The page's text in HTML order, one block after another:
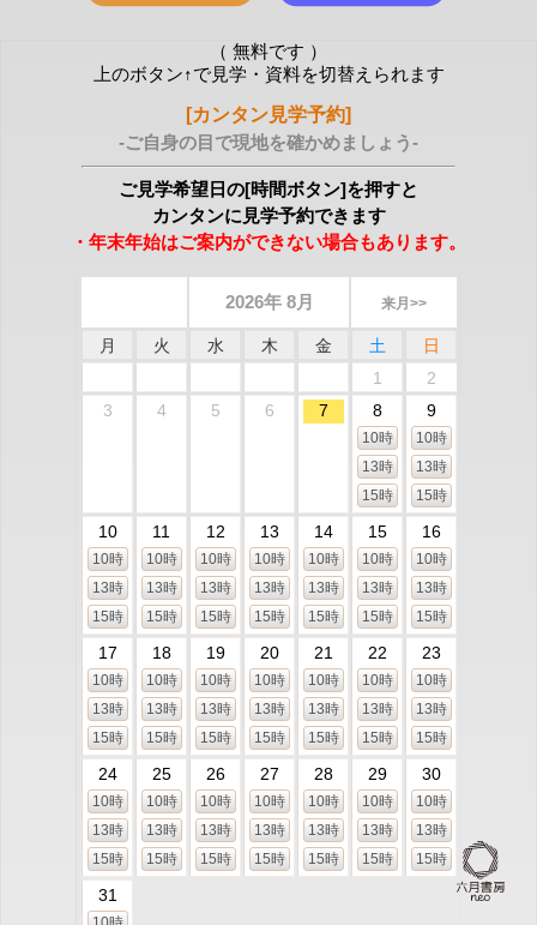
（ 無料です ）
上のボタン↑で見学・資料を切替えられます
[カンタン見学予約]
-ご自身の目で現地を確かめましょう-
ご見学希望日の[時間ボタン]を押すと
カンタンに見学予約できます
・年末年始はご案内ができない場合もあります。
2026年 8月 来月>>
月 火 水 木 金 土
日
1
2
3
4 5 6 7 8
10時
13時
15時
9
10時
13時
15時
10
10時
13時
15時
11
10時
13時
15時
12
10時
13時
15時
13
10時
13時
15時
14
10時
13時
15時
15
10時
13時
15時
16
10時
13時
15時
17
10時
13時
15時
18
10時
13時
15時
19
10時
13時
15時
20
10時
13時
15時
21
10時
13時
15時
22
10時
13時
15時
23
10時
13時
15時
24
10時
13時
15時
25
10時
13時
15時
26
10時
13時
15時
27
10時
13時
15時
28
10時
13時
15時
29
10時
13時
15時
30
10時
13時
15時
31